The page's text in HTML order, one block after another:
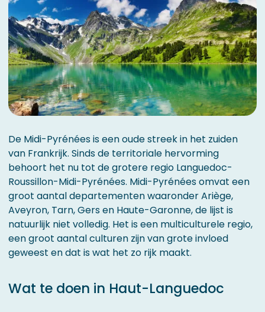
De Midi-Pyrénées is een oude streek in het zuiden
van Frankrijk. Sinds de territoriale hervorming
behoort het nu tot de grotere regio Languedoc-
Roussillon-Midi-Pyrénées. Midi-Pyrénées omvat een
groot aantal departementen waaronder Ariège,
Aveyron, Tarn, Gers en Haute-Garonne, de lijst is
natuurlijk niet volledig. Het is een multiculturele regio,
een groot aantal culturen zijn van grote invloed
geweest en dat is wat het zo rijk maakt.
Wat te doen in Haut-Languedoc